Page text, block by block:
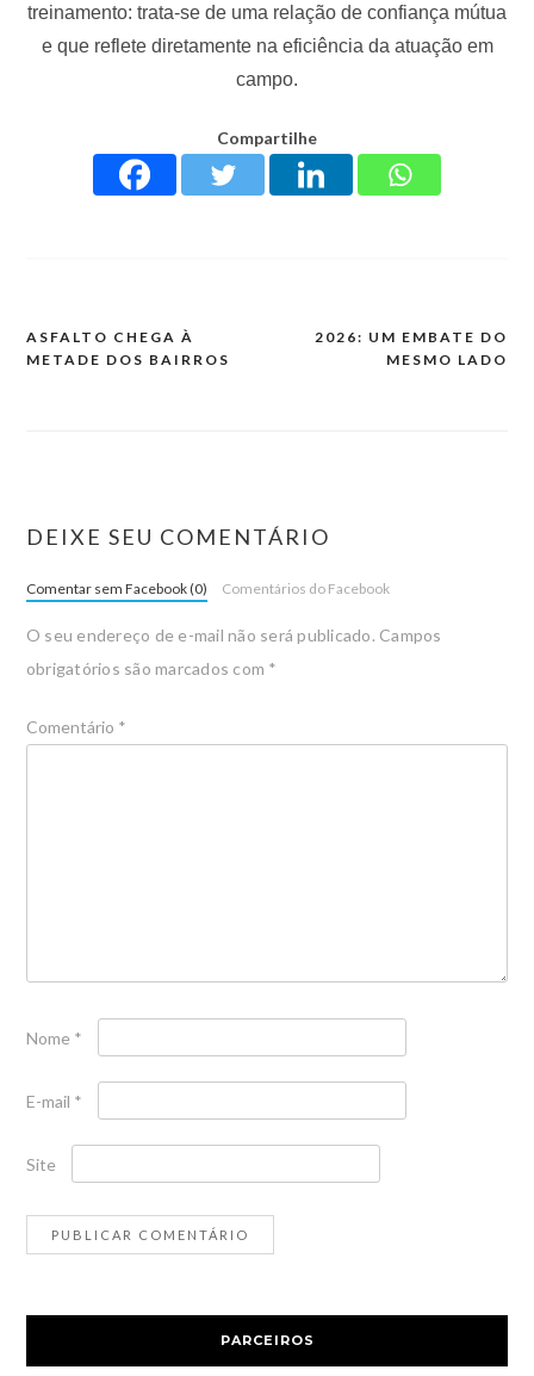
treinamento: trata-se de uma relação de confiança mútua
e que reflete diretamente na eficiência da atuação em
campo.
Compartilhe
ASFALTO CHEGA À
METADE DOS BAIRROS
2026: UM EMBATE DO
MESMO LADO
DEIXE SEU COMENTÁRIO
Comentar sem Facebook (0) Comentários do Facebook
O seu endereço de e-mail não será publicado. Campos
obrigatórios são marcados com *
Comentário *
Nome *
E-mail *
Site
PARCEIROS